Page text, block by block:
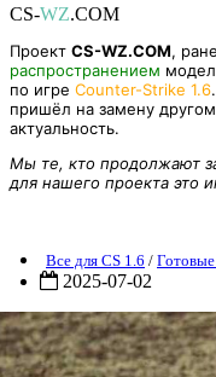
CS-WZ.COM
Проект CS-WZ.COM,
распространением
по игре Counter-Strike 1.6
пришёл на замену
актуальность.
Мы те, кто продолжают
для нашего проекта это
Все для CS 1.6 / Готовые
2025-07-02